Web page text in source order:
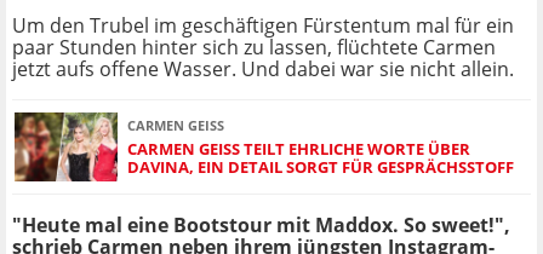
Um den Trubel im geschäftigen Fürstentum mal für ein
paar Stunden hinter sich zu lassen, flüchtete Carmen
jetzt aufs offene Wasser. Und dabei war sie nicht allein.
CARMEN GEISS
CARMEN GEISS TEILT EHRLICHE WORTE ÜBER
DAVINA, EIN DETAIL SORGT FÜR GESPRÄCHSSTOFF
"Heute mal eine Bootstour mit Maddox. So sweet!",
schrieb Carmen neben ihrem jüngsten Instagram-